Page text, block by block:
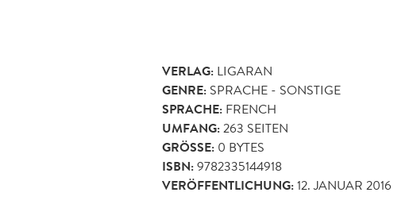
VERLAG: LIGARAN
GENRE: SPRACHE - SONSTIGE
SPRACHE: FRENCH
UMFANG:263 SEITEN
GRÖSSE: 0 BYTES
ISBN:9782335144918
VERÖFFENTLICHUNG:12. JANUAR 2016